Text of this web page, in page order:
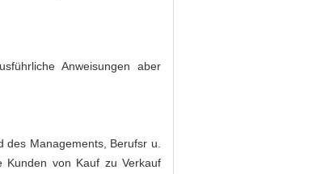
Anweisungen aber
Managements, Berufsr u.
Kunden von Kauf zu Verkauf